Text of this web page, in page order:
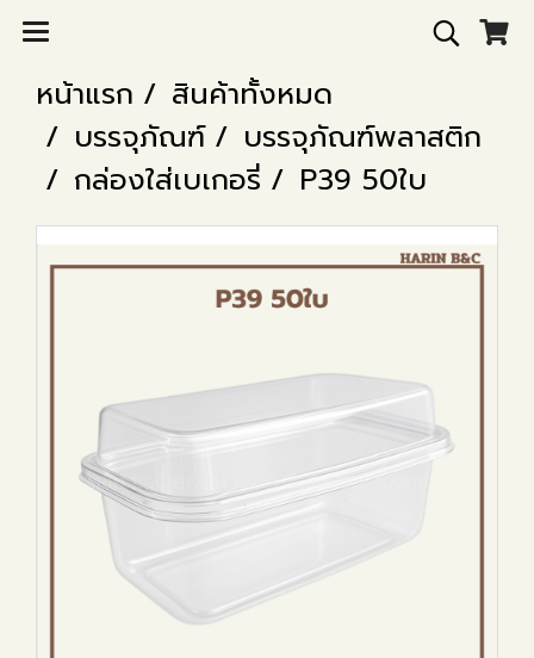
หน้าแรก
สินค้าทั้งหมด
บรรจุภัณฑ์
บรรจุภัณฑ์พลาสติก
กล่องใส่เบเกอรี่
P39 50ใบ